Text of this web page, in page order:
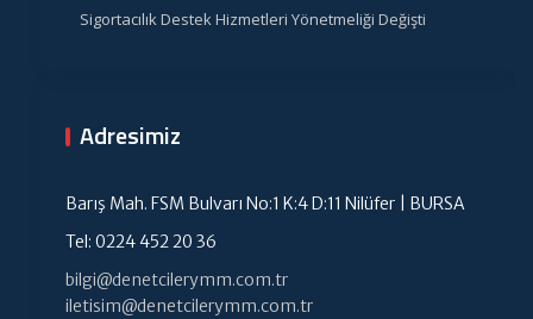
Sigortacılık Destek Hizmetleri Yönetmeliği Değişti
Adresimiz
Barış Mah. FSM Bulvarı No:1 K:4 D:11 Nilüfer | BURSA
Tel: 0224 452 20 36
bilgi@denetcilerymm.com.tr
iletisim@denetcilerymm.com.tr